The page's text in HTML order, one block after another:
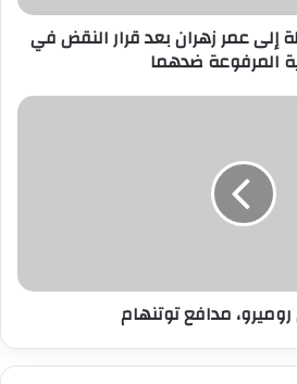
إلى عمر زهران بعد قرار النقض في
المرفوعة ضدهما
مدافع توتنهام